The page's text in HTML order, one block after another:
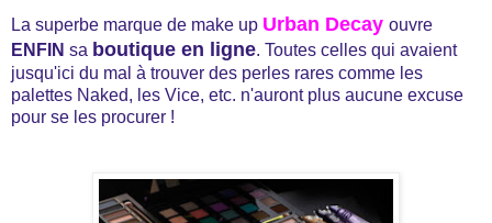
La superbe marque de make up Urban Decay ouvre
ENFIN sa boutique en ligne. Toutes celles qui avaient
jusqu'ici du mal à trouver des perles rares comme les
palettes Naked, les Vice, etc. n'auront plus aucune excuse
pour se les procurer !